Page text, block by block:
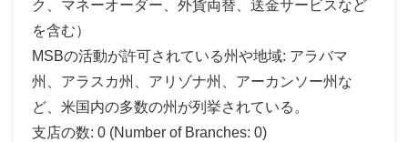
ク、マネーオーダー、外貨両替、送金サービスなど
を含む）
MSBの活動が許可されている州や地域: アラバマ
州、アラスカ州、アリゾナ州、アーカンソー州な
ど、米国内の多数の州が列挙されている。
支店の数: 0 (Number of Branches: 0)